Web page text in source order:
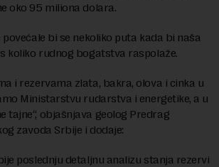
oko 95 miliona dolara.
povećale bi se nekoliko puta kada bi naša
koliko rudnog bogatstva raspolaže.
i rezervama zlata, bakra, olova i cinka u
Ministarstvu rudarstva i energetike, a u
tajne“, objašnjava geolog Predrag
zavoda Srbije i dodaje:
poslednju detaljnu analizu stanja rezervi